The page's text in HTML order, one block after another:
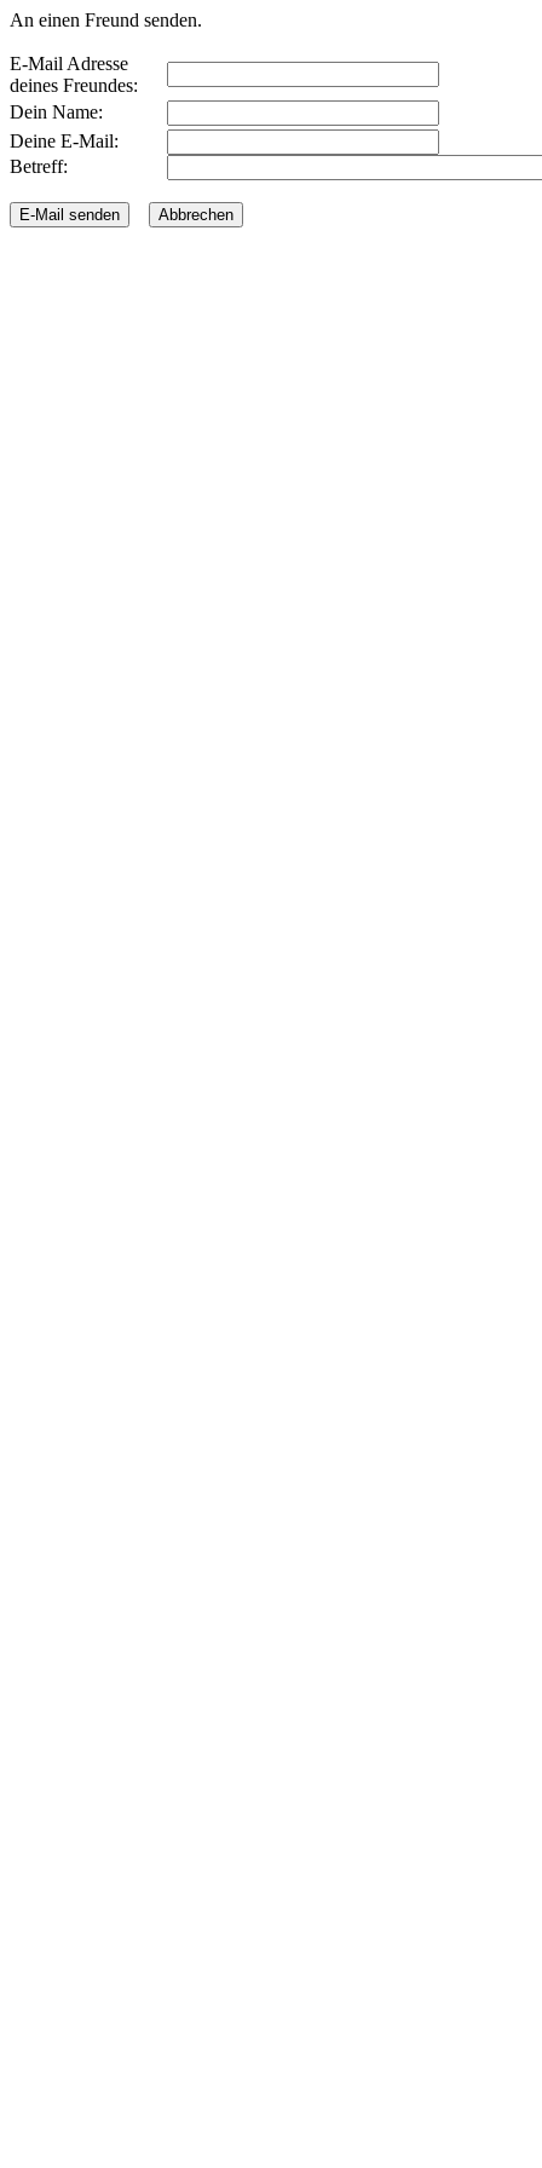
An einen Freund senden.
E-Mail Adresse
deines Freundes:
Dein Name:
Deine E-Mail:
Betreff: